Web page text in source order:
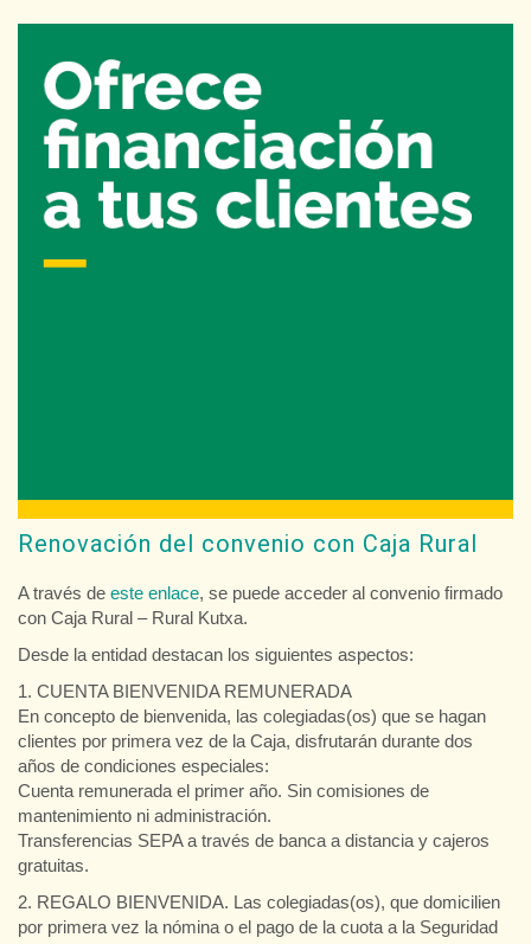
Renovación del convenio con Caja Rural
A través de este enlace, se puede acceder al convenio firmado
con Caja Rural – Rural Kutxa.
Desde la entidad destacan los siguientes aspectos:
1. CUENTA BIENVENIDA REMUNERADA
En concepto de bienvenida, las colegiadas(os) que se hagan
clientes por primera vez de la Caja, disfrutarán durante dos
años de condiciones especiales:
Cuenta remunerada el primer año. Sin comisiones de
mantenimiento ni administración.
Transferencias SEPA a través de banca a distancia y cajeros
gratuitas.
2. REGALO BIENVENIDA. Las colegiadas(os), que domicilien
por primera vez la nómina o el pago de la cuota a la Seguridad